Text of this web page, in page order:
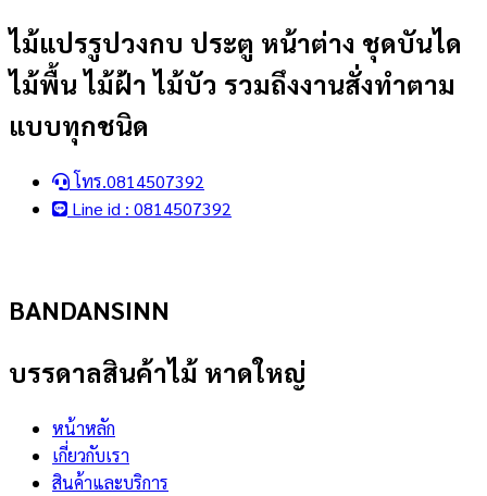
Skip
content
ไม้แปรรูปวงกบ ประตู หน้าต่าง ชุดบันได
ไม้พื้น ไม้ฝ้า ไม้บัว รวมถึงงานสั่งทำตาม
แบบทุกชนิด
โทร.0814507392
Line id : 0814507392
BANDANSINN
บรรดาลสินค้าไม้ หาดใหญ่
หน้าหลัก
เกี่ยวกับเรา
สินค้าและบริการ